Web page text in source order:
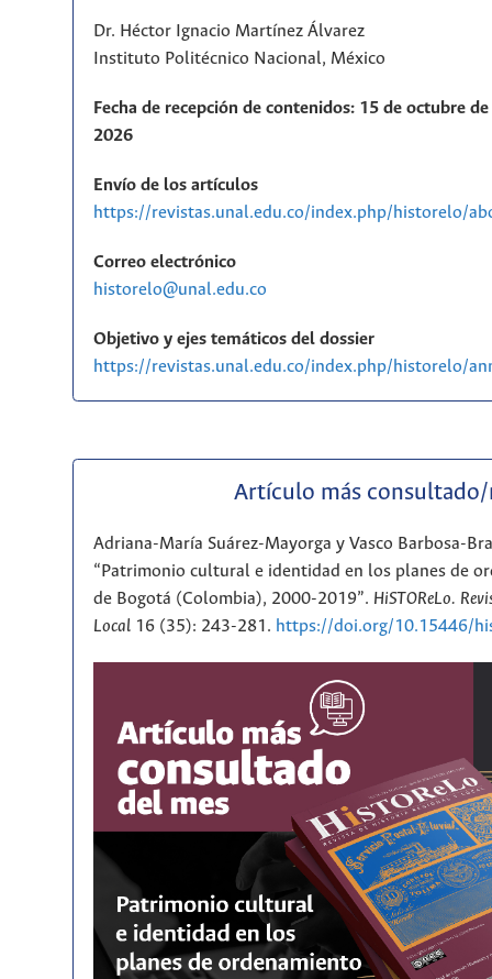
Dr. Héctor Ignacio Martínez Álvarez
Instituto Politécnico Nacional, México
Fecha de recepción de contenidos: 15 de octubre
2026
Envío de los artículos
https://revistas.unal.edu.co/index.php/historelo/
Correo electrónico
historelo@unal.edu.co
Objetivo y ejes temáticos del dossier
https://revistas.unal.edu.co/index.php/historelo/
Artículo más consultado/
Adriana-María Suárez-Mayorga y Vasco Barbosa-
“Patrimonio cultural e identidad en los planes de
de Bogotá (Colombia), 2000-2019”. HiSTOReLo.
Local16 (35): 243-281. https://doi.org/10.15446/